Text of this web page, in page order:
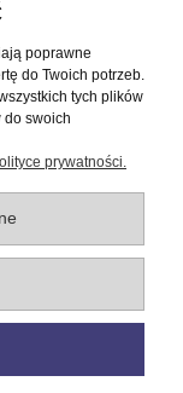
poprawne
do Twoich potrzeb.
tych plików
do swoich
prywatności.